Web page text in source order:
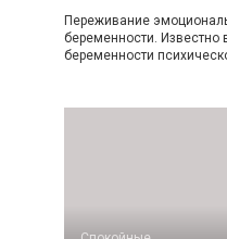
Переживание
беременности. Известно
беременности